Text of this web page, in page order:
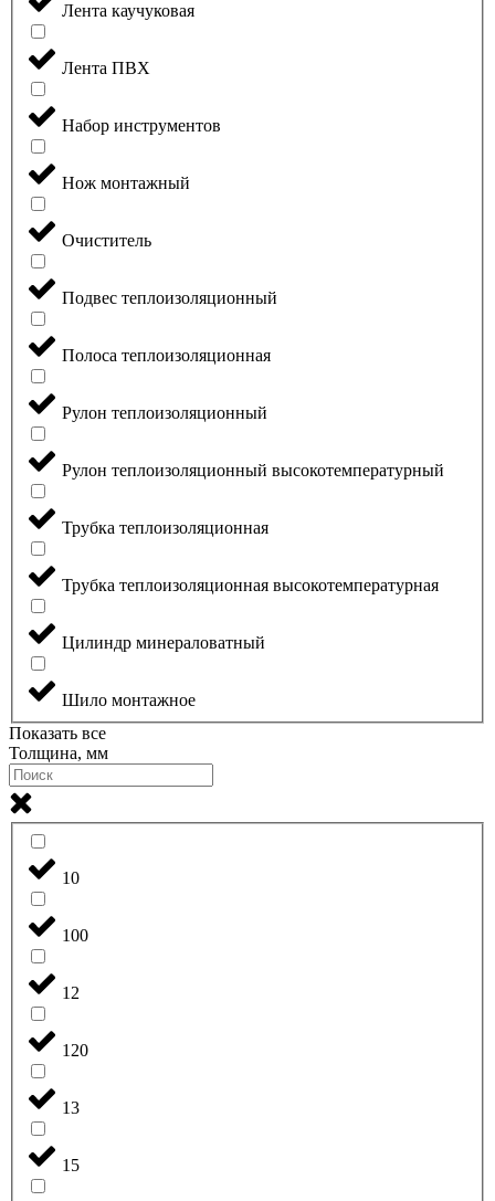
Лента каучуковая
Лента ПВХ
Набор инструментов
Нож монтажный
Очиститель
Подвес теплоизоляционный
Полоса теплоизоляционная
Рулон теплоизоляционный
Рулон теплоизоляционный высокотемпературный
Трубка теплоизоляционная
Трубка теплоизоляционная высокотемпературная
Цилиндр минераловатный
Шило монтажное
Показать все
Толщина, мм
10
100
12
120
13
15